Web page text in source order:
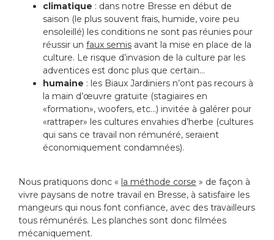
climatique : dans notre Bresse en début de
saison (le plus souvent frais, humide, voire peu
ensoleillé) les conditions ne sont pas réunies pour
réussir un faux semis avant la mise en place de la
culture. Le risque d’invasion de la culture par les
adventices est donc plus que certain…
humaine : les Biaux Jardiniers n’ont pas recours à
la main d’œuvre gratuite (stagiaires en
«formation», woofers, etc…) invitée à galérer pour
«rattraper» les cultures envahies d’herbe (cultures
qui sans ce travail non rémunéré, seraient
économiquement condamnées).
Nous pratiquons donc « la méthode corse » de façon à
vivre paysans de notre travail en Bresse, à satisfaire les
mangeurs qui nous font confiance, avec des travailleurs
tous rémunérés. Les planches sont donc filmées
mécaniquement.